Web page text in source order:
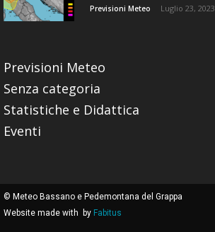
Previsioni Meteo Luglio 23, 2023
Previsioni Meteo
Senza categoria
Statistiche e Didattica
Eventi
© Meteo Bassano e Pedemontana del Grappa
Website made with
by Fabitus